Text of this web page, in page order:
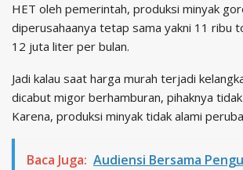
HET oleh pemerintah, produksi minyak
diperusahaanya tetap sama yakni 11 ribu
12 juta liter per bulan.
Jadi kalau saat harga murah terjadi
dicabut migor berhamburan, pihaknya
Karena, produksi minyak tidak alami
Baca Juga: Audiensi Bersama